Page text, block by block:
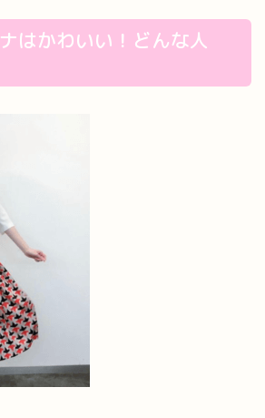
はかわいい！どんな人